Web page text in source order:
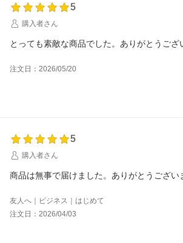
5
購入者さん
とっても素敵な商品でした。ありがとうござ
注文日：2026/05/20
5
購入者さん
商品は無事で届けました。ありがとうござい
友人へ｜ビジネス｜はじめて
注文日：2026/04/03